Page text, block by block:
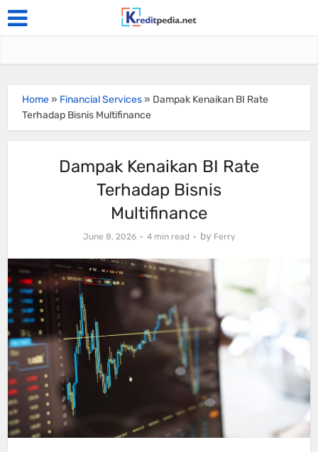
Home» Financial Services» Dampak Kenaikan BI Rate
Terhadap Bisnis Multifinance
Dampak Kenaikan BI Rate
Terhadap Bisnis
Multifinance
June 8, 2026 4 min read by Ferry